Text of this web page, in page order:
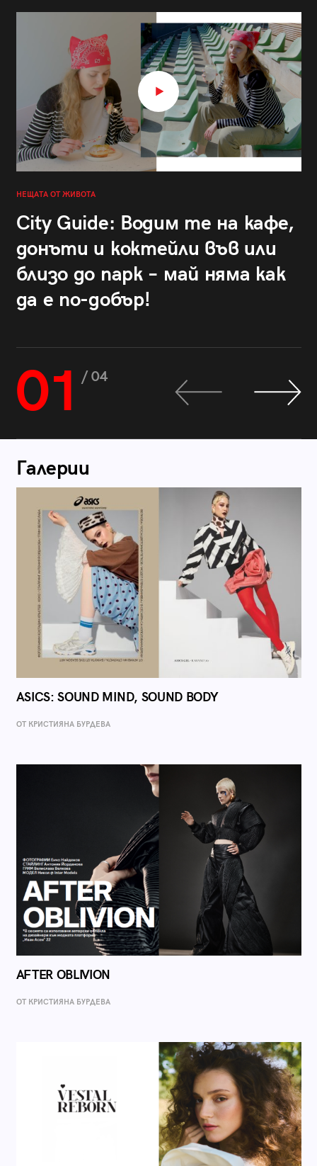
НЕЩАТА ОТ ЖИВОТА
City Guide: Водим те на кафе,
донъти и коктейли във или
близо до парк – май няма как
да е по-добър!
01 / 04
Галерии
ASICS: SOUND MIND, SOUND BODY
ОТ КРИСТИЯНА БУРДЕВА
AFTER OBLIVION
ОТ КРИСТИЯНА БУРДЕВА